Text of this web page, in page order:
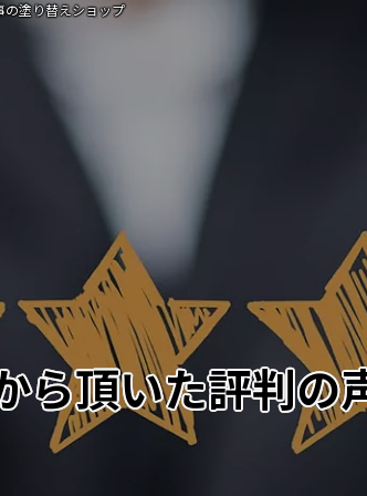
塗り替えショップ
ら頂いた評判の